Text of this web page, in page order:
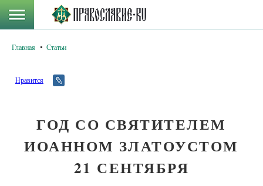
Главная Статьи
Нравится
ГОД СО СВЯТИТЕЛЕМ
ИОАННОМ ЗЛАТОУСТОМ
21 СЕНТЯБРЯ